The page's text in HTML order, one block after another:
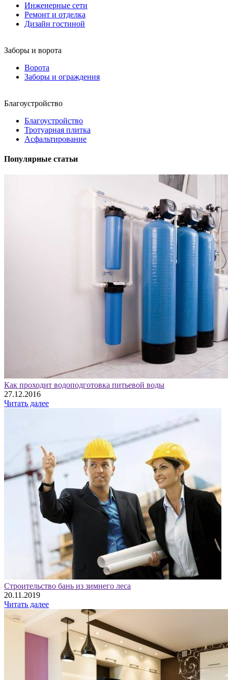
Инженерные сети
Ремонт и отделка
Дизайн гостиной
Заборы и ворота
Ворота
Заборы и ограждения
Благоустройство
Благоустройство
Тротуарная плитка
Асфальтирование
Популярные статьи
Как проходит водоподготовка питьевой воды
27.12.2016
Читать далее
Строительство бань из зимнего леса
20.11.2019
Читать далее